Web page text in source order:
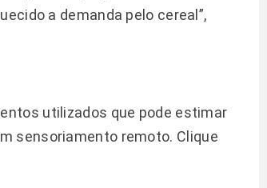
a demanda pelo cereal”,
utilizados que pode estimar
sensoriamento remoto. Clique